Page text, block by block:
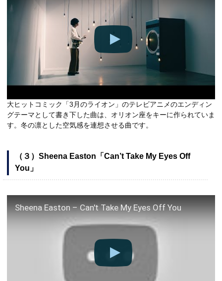
大ヒットコミック「3月のライオン」のテレビアニメのエンディン
グテーマとして書き下した曲は、オリオン座をキーに作られていま
す。冬の凛とした空気感を連想させる曲です。
（３）Sheena Easton「Can’t Take My Eyes Off
You」
Sheena Easton – Can't Take My Eyes Off You